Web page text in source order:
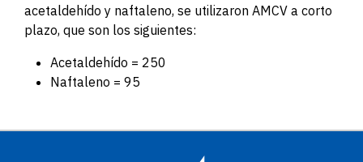
acetaldehído y naftaleno, se utilizaron AMCV a corto
plazo, que son los siguientes:
Acetaldehído = 250
Naftaleno = 95